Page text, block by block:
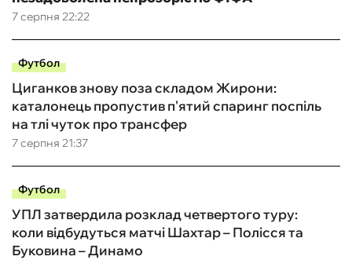
7 серпня 22:22
Футбол
7 серпня 21:37
Циганков знову поза складом Жирони:
каталонець пропустив п'ятий спаринг поспіль
на тлі чуток про трансфер
Футбол
УПЛ затвердила розклад четвертого туру:
коли відбудуться матчі Шахтар – Полісся та
Буковина – Динамо